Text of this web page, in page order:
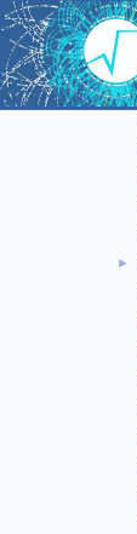
►
►